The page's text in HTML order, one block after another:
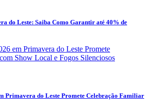
do Leste: Saiba Como Garantir até 40% de
Primavera do Leste Promete Celebração Familiar